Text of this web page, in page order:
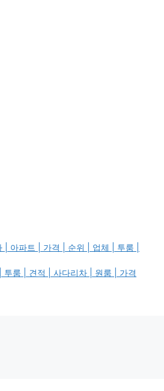
아파트 | 가격 | 순위 | 업체 | 투룸 |
룸 | 견적 | 사다리차 | 원룸 | 가격